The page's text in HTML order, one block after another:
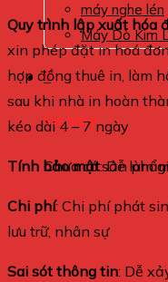
máy nghe lén
Máy Dò Kim
0
Giỏ hàng
Chưa có sản
Quy trình lập xuất hóa
xin phép đặt in hoá
hợp đồng thuê in, làm
sau khi nhà in hoàn
kéo dài 4 – 7 ngày
Tính bảo mật: Dễ làm
Chi phí: Chi phí phát
lưu trữ, nhân sự
Sai sót thông tin: Dễ